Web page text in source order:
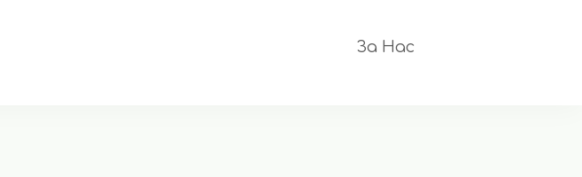
За Нас